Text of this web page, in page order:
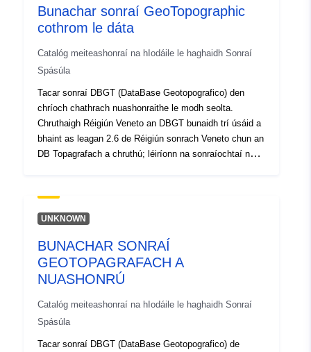
Bunachar sonraí GeoTopographic
cothrom le dáta
Catalóg meiteashonraí na hIodáile le haghaidh Sonraí
Spásúla
Tacar sonraí DBGT (DataBase Geotopografico) den
chríoch chathrach nuashonraithe le modh seolta.
Chruthaigh Réigiún Veneto an DBGT bunaidh trí úsáid a
bhaint as leagan 2.6 de Réigiún sonrach Veneto chun an
DB Topagrafach a chruthú; léiríonn na sonraíochtaí na
UNKNOWN
BUNACHAR SONRAÍ
GEOTOPAGRAFACH A
NUASHONRÚ
Catalóg meiteashonraí na hIodáile le haghaidh Sonraí
Spásúla
Tacar sonraí DBGT (DataBase Geotopografico) de